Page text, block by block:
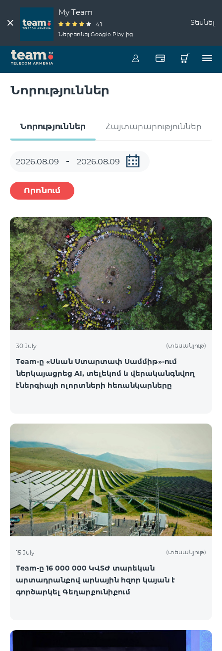
My Team
4.1
Ներբեռնել Google Play-ից
Տեսնել
Նորություններ
Նորություններ Հայտարարություններ
Որոնում
30 July (տեսանյութ)
Team-ը «Սևան Ստարտափ Սամմիթ»-ում
ներկայացրեց AI, տելեկոմ և վերականգնվող
էներգիայի ոլորտների հեռանկարները
15 July (տեսանյութ)
Team-ը 16 000 000 ԿՎՏԺ տարեկան
արտադրանքով արևային հզոր կայան է
գործարկել Գեղարքունիքում